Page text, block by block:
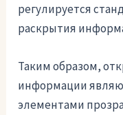
регулируется
раскрытия
Таким образом,
информации
элементами